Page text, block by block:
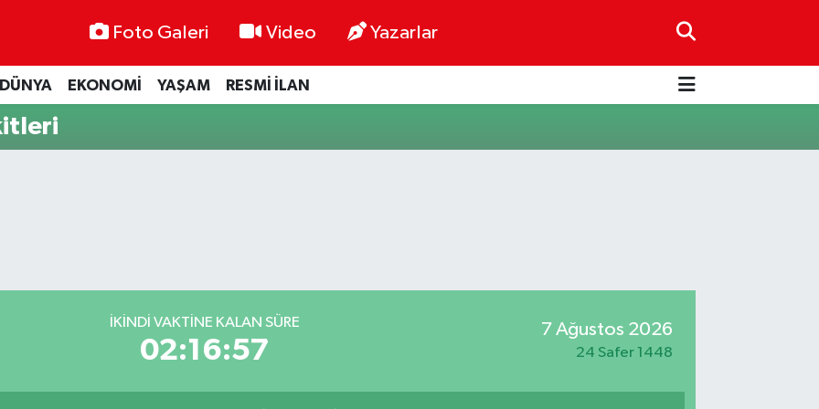
Foto Galeri Video Yazarlar
DÜNYA EKONOMİ YAŞAM RESMİ İLAN
İKINDI VAKTINE KALAN SÜRE
02:16:56
7 Ağustos 2026
24 Safer 1448